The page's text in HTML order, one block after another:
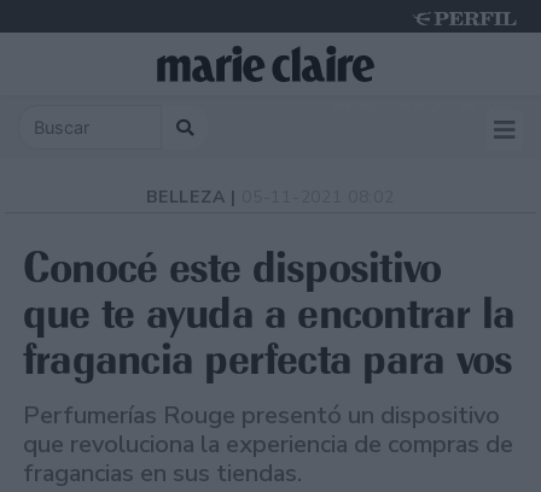
BELLEZA |
Conocé este dispositivo
que te ayuda a encontrar la
fragancia perfecta para vos
Perfumerías Rouge presentó un dispositivo
que revoluciona la experiencia de compras de
fragancias en sus tiendas.